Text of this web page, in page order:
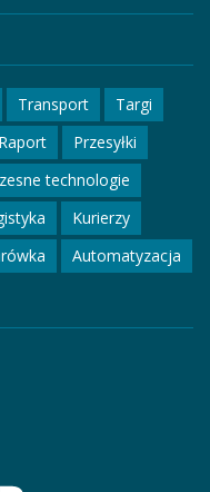
Transport
Targi
Raport
Przesyłki
technologie
Kurierzy
Automatyzacja